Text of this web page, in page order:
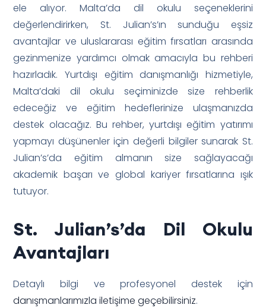
ele alıyor. Malta’da dil okulu seçeneklerini
değerlendirirken, St. Julian’s’ın sunduğu eşsiz
avantajlar ve uluslararası eğitim fırsatları arasında
gezinmenize yardımcı olmak amacıyla bu rehberi
hazırladık. Yurtdışı eğitim danışmanlığı hizmetiyle,
Malta’daki dil okulu seçiminizde size rehberlik
edeceğiz ve eğitim hedeflerinize ulaşmanızda
destek olacağız. Bu rehber, yurtdışı eğitim yatırımı
yapmayı düşünenler için değerli bilgiler sunarak St.
Julian’s’da eğitim almanın size sağlayacağı
akademik başarı ve global kariyer fırsatlarına ışık
tutuyor.
St. Julian’s’da Dil Okulu
Avantajları
Detaylı bilgi ve profesyonel destek için
danışmanlarımızla iletişime geçebilirsiniz.